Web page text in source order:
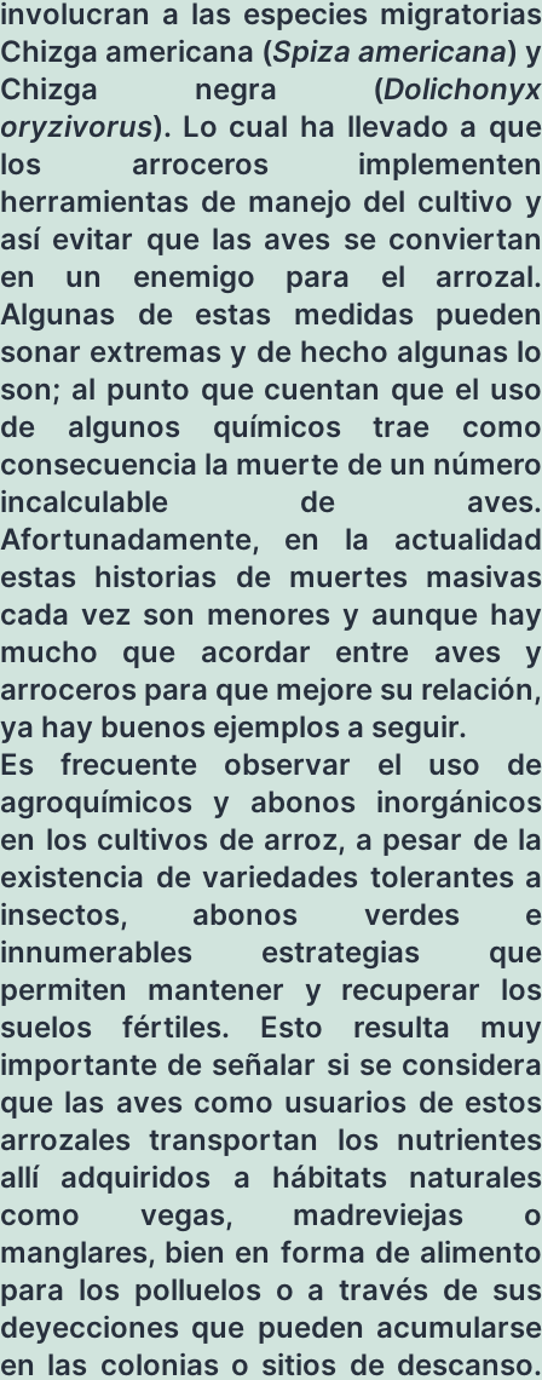
involucran a las especies migratorias
Chizga americana (Spiza americana) y
Chizga negra (Dolichonyx
oryzivorus). Lo cual ha llevado a que
los arroceros implementen
herramientas de manejo del cultivo y
así evitar que las aves se conviertan
en un enemigo para el arrozal.
Algunas de estas medidas pueden
sonar extremas y de hecho algunas lo
son; al punto que cuentan que el uso
de algunos químicos trae como
consecuencia la muerte de un número
incalculable de aves.
Afortunadamente, en la actualidad
estas historias de muertes masivas
cada vez son menores y aunque hay
mucho que acordar entre aves y
arroceros para que mejore su relación,
ya hay buenos ejemplos a seguir.
Es frecuente observar el uso de
agroquímicos y abonos inorgánicos
en los cultivos de arroz, a pesar de la
existencia de variedades tolerantes a
insectos, abonos verdes e
innumerables estrategias que
permiten mantener y recuperar los
suelos fértiles. Esto resulta muy
importante de señalar si se considera
que las aves como usuarios de estos
arrozales transportan los nutrientes
allí adquiridos a hábitats naturales
como vegas, madreviejas o
manglares, bien en forma de alimento
para los polluelos o a través de sus
deyecciones que pueden acumularse
en las colonias o sitios de descanso.